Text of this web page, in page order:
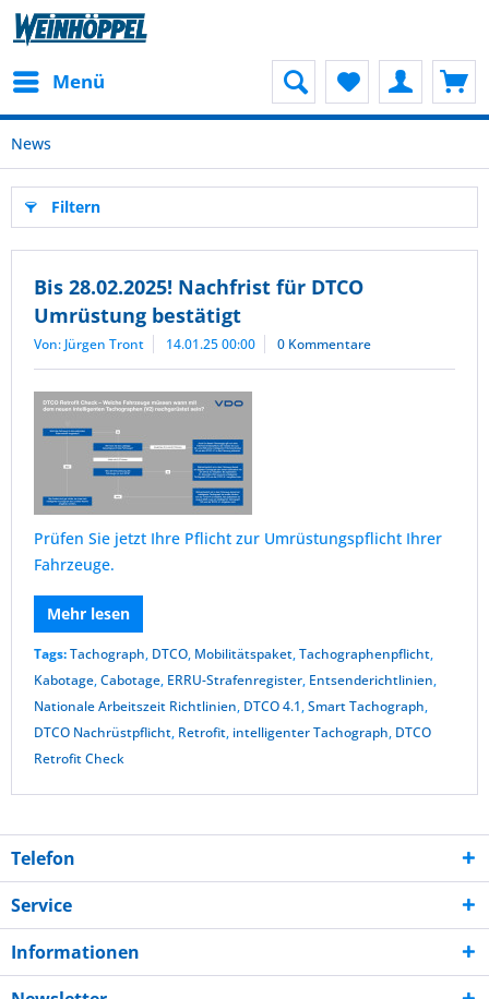
Menü
News
Filtern
Bis 28.02.2025! Nachfrist für DTCO
Umrüstung bestätigt
Von: Jürgen Tront 14.01.25 00:00 0 Kommentare
Prüfen Sie jetzt Ihre Pflicht zur Umrüstungspflicht Ihrer
Fahrzeuge.
Mehr lesen
Tags:Tachograph, DTCO, Mobilitätspaket,Tachographenpflicht,
Kabotage,Cabotage, ERRU-Strafenregister, Entsenderichtlinien,
Nationale Arbeitszeit Richtlinien, DTCO 4.1,Smart Tachograph,
DTCO Nachrüstpflicht, Retrofit, intelligenter Tachograph, DTCO
Retrofit Check
Telefon
Service
Informationen